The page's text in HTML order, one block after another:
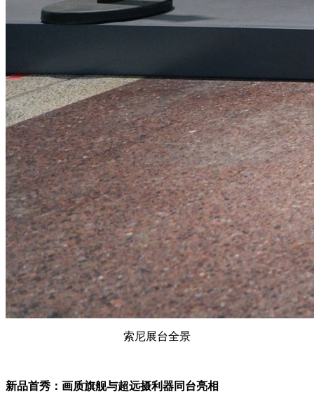
索尼展台全景
新品首秀：画质旗舰与超远摄利器同台亮相